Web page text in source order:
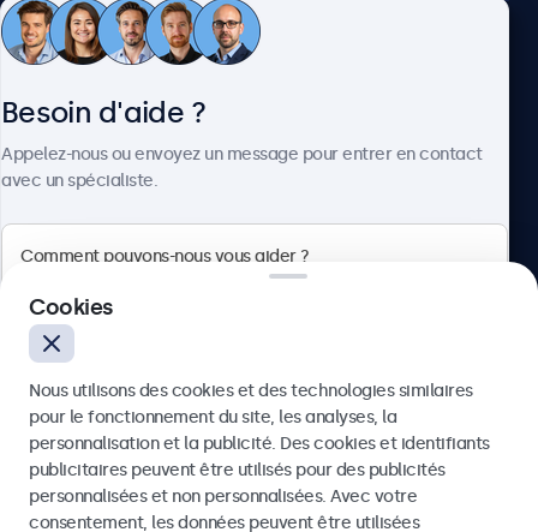
Service client
4.8/5 noté par 5000+ entreprises
Français
Besoin d'aide ?
Appelez-nous ou envoyez un message pour entrer en contact
avec un spécialiste.
Envoyer
Cookies
Nous utilisons des cookies et des technologies similaires
pour le fonctionnement du site, les analyses, la
personnalisation et la publicité. Des cookies et identifiants
publicitaires peuvent être utilisés pour des publicités
personnalisées et non personnalisées. Avec votre
consentement, les données peuvent être utilisées